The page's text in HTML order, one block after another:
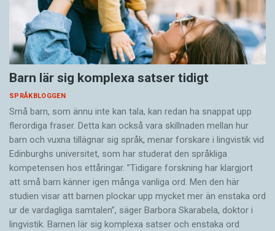
Barn lär sig komplexa satser tidigt
SPRÅKBLOGGEN
Små barn, som ännu inte kan tala, kan redan ha snappat upp
flerordiga fraser. Detta kan också vara skillnaden mellan hur
barn och vuxna tillägnar sig språk, menar forskare i lingvistik vid
Edinburghs universitet, som har studerat den språkliga
kompetensen hos ettåringar. ”Tidigare forskning har klargjort
att små barn känner igen många vanliga ord. Men den här
studien visar att barnen plockar upp mycket mer än enstaka ord
ur de vardagliga samtalen”, säger Barbora Skarabela, doktor i
lingvistik. Barnen lär sig komplexa satser och enstaka ord